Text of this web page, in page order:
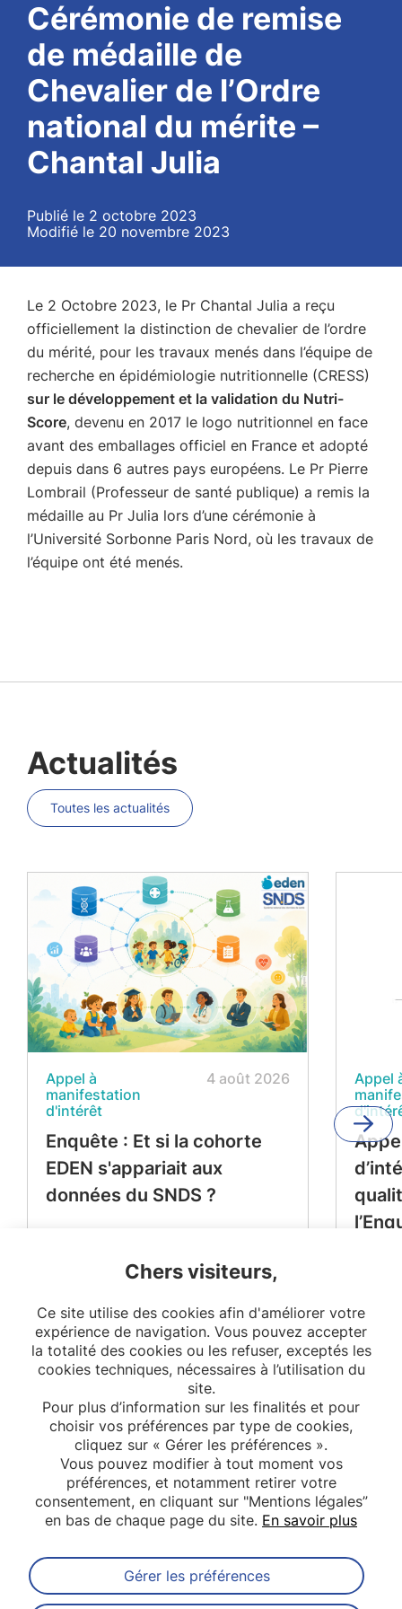
Cérémonie de remise
de médaille de
Chevalier de l’Ordre
national du mérite –
Chantal Julia
Publié le 2 octobre 2023
Modifié le 20 novembre 2023
Le 2 Octobre 2023, le Pr Chantal Julia a reçu
officiellement la distinction de chevalier de l’ordre
du mérité, pour les travaux menés dans l’équipe de
recherche en épidémiologie nutritionnelle (CRESS)
sur le développement et la validation du Nutri-
Score, devenu en 2017 le logo nutritionnel en face
avant des emballages officiel en France et adopté
depuis dans 6 autres pays européens. Le Pr Pierre
Lombrail (Professeur de santé publique) a remis la
médaille au Pr Julia lors d’une cérémonie à
l’Université Sorbonne Paris Nord, où les travaux de
l’équipe ont été menés.
Actualités
Toutes les actualités
Appel à
manifestation
d'intérêt
4 août 2026
Enquête : Et si la cohorte
EDEN s'appariait aux
données du SNDS ?
Appel
Abonnez-vous à notre newsletter
Chers visiteurs,
Ce site utilise des cookies afin d'améliorer votre
expérience de navigation. Vous pouvez accepter
la totalité des cookies ou les refuser, exceptés les
cookies techniques, nécessaires à l’utilisation du
site.
Pour plus d’information sur les finalités et pour
choisir vos préférences par type de cookies,
cliquez sur « Gérer les préférences ».
Vous pouvez modifier à tout moment vos
préférences, et notamment retirer votre
consentement, en cliquant sur "Mentions légales”
en bas de chaque page du site. En savoir plus
Gérer les préférences